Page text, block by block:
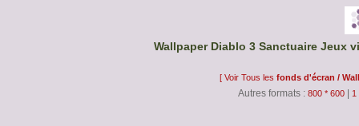
Wallpaper Diablo 3 Sanctuaire Jeux
[ Voir Tous les fonds d'écran /
Autres formats : 800 * 600 1